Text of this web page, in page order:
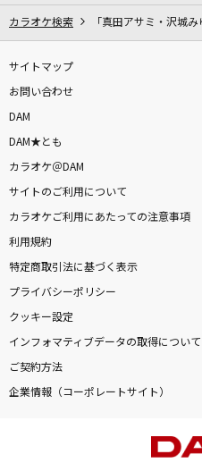
イノチミジカシコイセヨ
MAD HEAD LOVE
米津玄師
@Monster.
HALVES
Happily [ハッピリー]
One Direction
もっ
DAMの新曲・
カラオケ検索 「真田アサミ・沢城
サイトマップ
お問い合わせ
DAM
DAM★とも
カラオケ＠DAM
サイトのご利用について
カラオケご利用にあたっての注意事項
利用規約
特定商取引法に基づく表示
プライバシーポリシー
クッキー設定
インフォマティブデータの取得について
ご契約方法
企業情報（コーポレートサイト）